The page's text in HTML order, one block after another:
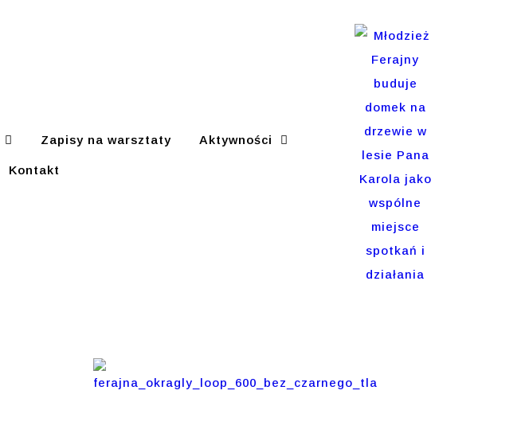
Zapisy na warsztaty Aktywności
Kontakt